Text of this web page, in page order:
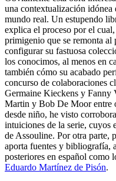
una contextualización idónea
mundo real. Un estupendo
explica el proceso por el
primigenio que se remonta al
configurar su fastuosa
los conocimos, al menos en
también cómo su acabado
concurso de colaboraciones
Germaine Kieckens y Fanny
Martin y Bob De Moor entre
desde niño, he visto
intuiciones de la serie, cuyos
de Assouline. Por otra parte,
aporta fuentes y bibliografía,
posteriores en español como
Eduardo Martínez de Pisón.